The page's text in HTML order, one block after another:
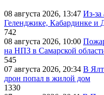
08 августа 2026, 13:47 Из-
Геленджике, Кабардинке и
742
08 августа 2026, 10:00
на НПЗ в Самарской
545
07 августа 2026, 20:34 В
дрон попал в жилой дом
1330